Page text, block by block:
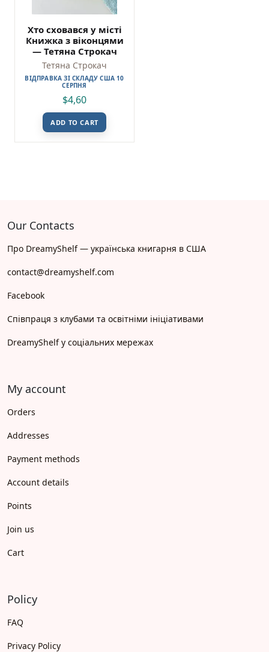
Хто сховався у місті
Книжка з віконцями
— Тетяна Строкач
Тетяна Строкач
ВІДПРАВКА ЗІ СКЛАДУ США 10
СЕРПНЯ
$4,60
ADD TO CART
Our Contacts
Про DreamyShelf — українська книгарня в США
contact@dreamyshelf.com
Facebook
Співпраця з клубами та освітніми ініціативами
DreamyShelf у соціальних мережах
My account
Orders
Addresses
Payment methods
Account details
Points
Join us
Cart
Policy
FAQ
Privacy Policy